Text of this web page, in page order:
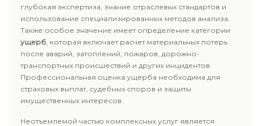
глубокая экспертиза, знание отраслевых стандартов и
использование специализированных методов анализа.
Также особое значение имеет определение категории
ущерб, которая включает расчет материальных потерь
после аварий, затоплений, пожаров, дорожно-
транспортных происшествий и других инцидентов.
Профессиональная оценка ущерба необходима для
страховых выплат, судебных споров и защиты
имущественных интересов.
Неотъемлемой частью комплексных услуг является